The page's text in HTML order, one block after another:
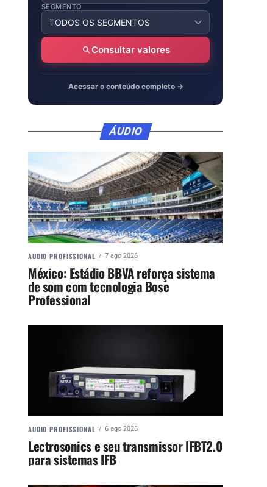
SEGMENTO
Consultar valores
Acessar o conteúdo completo →
ÁUDIO
AUDIO PROFISSIONAL 7 ago 2026
México: Estádio BBVA reforça sistema
de som com tecnologia Bose
Professional
AUDIO PROFISSIONAL 6 ago 2026
Lectrosonics e seu transmissor IFBT2.0
para sistemas IFB